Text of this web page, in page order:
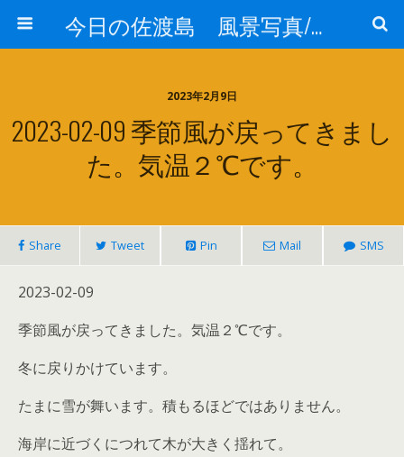
今日の佐渡島 風景写真/天気/お酒/お米/温泉
2023年2月9日
2023-02-09 季節風が戻ってきまし
た。気温２℃です。
Share Tweet Pin Mail SMS
2023-02-09
季節風が戻ってきました。気温２℃です。
冬に戻りかけています。
たまに雪が舞います。積もるほどではありません。
海岸に近づくにつれて木が大きく揺れて。